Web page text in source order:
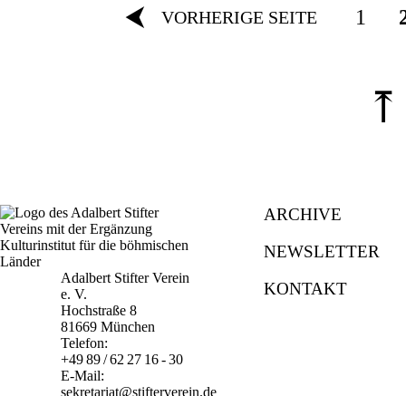
⮜ VORHERIGE SEITE 1
⤒
Adalbert Stifter Verein
e. V.
Hochstraße 8
81669 München
Telefon:
+49 89 / 62 27 16 - 30
E-Mail:
sekretariat@stifterverein.de
ARCHIVE
NEWSLETTER
KONTAKT